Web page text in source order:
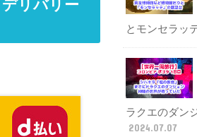
リバリー
とモンセラッ
ラクエのダン
2024.07.07